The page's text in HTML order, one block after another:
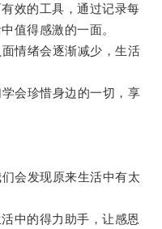
效的工具，通过记录每
值得感激的一面。
情绪会逐渐减少，生活
会珍惜身边的一切，享
会发现原来生活中有太
的得力助手，让感恩